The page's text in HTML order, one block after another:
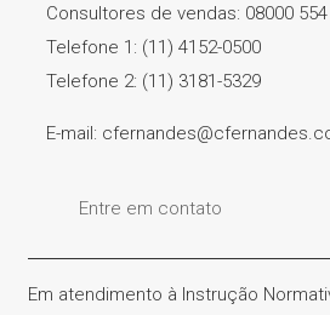
Consultores de vendas: 08000
Telefone 1: (11) 4152-0500
Telefone 2: (11) 3181-5329
E-mail:
Entre em contato
Em atendimento à Instrução